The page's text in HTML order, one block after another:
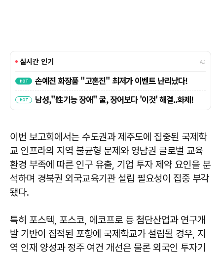
이번 보고회에서는 수도권과 제주도에 집중된 국제학
교 인프라의 지역 불균형 문제와 영남권 글로벌 교육
환경 부족에 따른 인구 유출, 기업 투자 제약 요인을 분
석하며 경북권 외국교육기관 설립 필요성이 집중 부각
됐다.
특히 포스텍, 포스코, 에코프로 등 첨단산업과 연구개
발 기반이 집적된 포항에 국제학교가 설립될 경우, 지
역 인재 양성과 정주 여건 개선은 물론 외국인 투자기